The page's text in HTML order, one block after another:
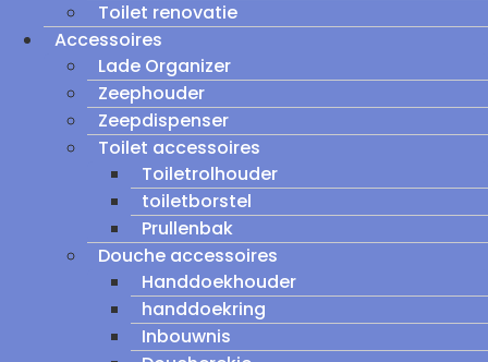
Toilet renovatie
Accessoires
Lade Organizer
Zeephouder
Zeepdispenser
Toilet accessoires
Toiletrolhouder
toiletborstel
Prullenbak
Douche accessoires
Handdoekhouder
handdoekring
Inbouwnis